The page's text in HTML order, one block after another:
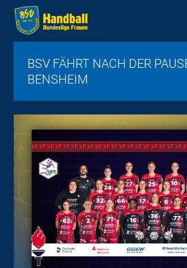
BSV FÄHRT NACH DER
BENSHEIM